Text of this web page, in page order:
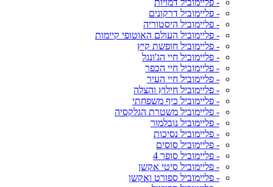
- פליימוביל דמויות
- פליימוביל דרקונים
- פליימוביל היסטוריה
- פליימוביל העולם האוטופי קיימות
- פליימוביל חופשת קיץ
- פליימוביל חיי הג'ונגל
- פליימוביל חיי הכפר
- פליימוביל חיי העיר
- פליימוביל חילוץ והצלה
- פליימוביל כיף משפחתי
- פליימוביל משטרת הגלקסיה
- פליימוביל נובלמור
- פליימוביל נסיכות
- פליימוביל סוסים
- פליימוביל סופר 4
- פליימוביל סיטי אקשן
- פליימוביל ספורט ואקשן